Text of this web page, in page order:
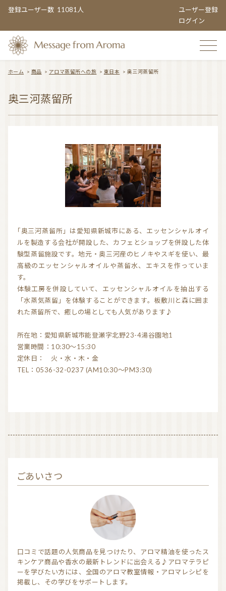
登録ユーザー数 11081人
ユーザー登録
ログイン
TOPIC CATEGORY
気持ちを切り替えるアロマ 天然の香り－アロマテラピー
精油（エッセンシャルオイル） 和精油（国産精油）
アロマ日常使い
アロマレシピ オーガニックコスメ
お知らせ （Message from Aroma 会員様）
新規顧客の獲得（法人会員様へ）
信頼できるアロマブランド（海外）
和精油（柑橘系）
オーガニックコスメ
アロマディフューザー 瞑想を深める香り・アロマで浄化
アロマ雑貨 ファブリックスプレー
ホーム > 商品 > アロマ蒸留所への旅 > 東日本 > 奥三河蒸留所
奥三河蒸留所
「奥三河蒸留所」は愛知県新城市にある、エッセンシャルオイ
ルを製造する会社が開設した、カフェとショップを併設した体
験型蒸留施設です。地元・奥三河産のヒノキやスギを使い、最
高級のエッセンシャルオイルや蒸留水、エキスを作っていま
す。
体験工房を併設していて、エッセンシャルオイルを抽出する
「水蒸気蒸留」を体験することができます。板敷川と森に囲ま
れた蒸留所で、癒しの場としても人気があります♪
所在地：愛知県新城市能登瀬字北野23-4湯谷園地1
営業時間：10:30〜15:30
定休日： 火・水・木・金
TEL：0536-32-0237 (AM10:30〜PM3:30)
ごあいさつ
口コミで話題の人気商品を見つけたり、アロマ精油を使ったス
キンケア商品や香水の最新トレンドに出会える♪アロマテラピ
ーを学びたい方には、全国のアロマ教室情報・アロマレシピを
掲載し、その学びをサポートします。